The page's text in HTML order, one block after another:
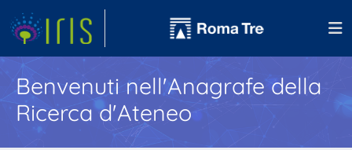
Benvenuti nell'Anagrafe della
Ricerca d'Ateneo